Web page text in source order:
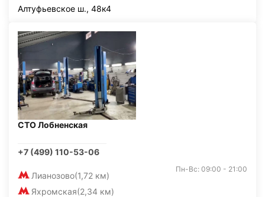
Алтуфьевское ш., 48к4
СТО Лобненская
+7 (499) 110-53-06
Лианозово(1,72 км)
Яхромская(2,34 км)
Пн-Вс: 09:00 - 21:00